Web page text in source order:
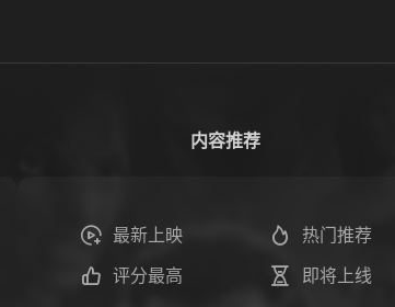
内容推荐
最新上映 热门推荐
评分最高 即将上线